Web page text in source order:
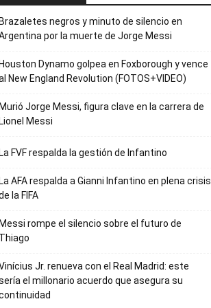
Brazaletes negros y minuto de silencio en
por la muerte de Jorge Messi
Houston Dynamo golpea en Foxborough y vence
New England Revolution (FOTOS+VIDEO)
Murió Jorge Messi, figura clave en la carrera de
Lionel Messi
La FVF respalda la gestión de Infantino
La AFA respalda a Gianni Infantino en plena crisis
la FIFA
Messi rompe el silencio sobre el futuro de
Thiago
Jr. renueva con el Real Madrid: este
el millonario acuerdo que asegura su